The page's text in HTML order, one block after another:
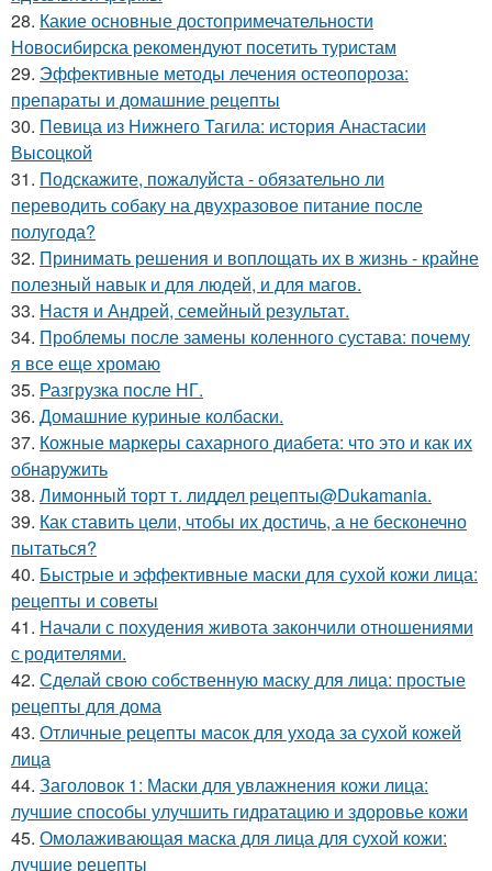
28. Какие основные достопримечательности
Новосибирска рекомендуют посетить туристам
29. Эффективные методы лечения остеопороза:
препараты и домашние рецепты
30. Певица из Нижнего Тагила: история Анастасии
Высоцкой
31. Подскажите, пожалуйста - обязательно ли
переводить собаку на двухразовое питание после
полугода?
32. Принимать решения и воплощать их в жизнь - крайне
полезный навык и для людей, и для магов.
33. Настя и Андрей, семейный результат.
34. Проблемы после замены коленного сустава: почему
я все еще хромаю
35. Разгрузка после НГ.
36. Домашние куриные колбаски.
37. Кожные маркеры сахарного диабета: что это и как их
обнаружить
38. Лимонный торт т. лиддел рецепты@Dukamania.
39. Как ставить цели, чтобы их достичь, а не бесконечно
пытаться?
40. Быстрые и эффективные маски для сухой кожи лица:
рецепты и советы
41. Начали с похудения живота закончили отношениями
с родителями.
42. Сделай свою собственную маску для лица: простые
рецепты для дома
43. Отличные рецепты масок для ухода за сухой кожей
лица
44. Заголовок 1: Маски для увлажнения кожи лица:
лучшие способы улучшить гидратацию и здоровье кожи
45. Омолаживающая маска для лица для сухой кожи:
лучшие рецепты